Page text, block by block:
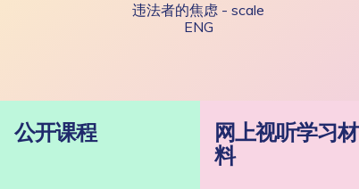
违法者的焦虑 - scale
ENG
公开课程
网上视听学习材
料